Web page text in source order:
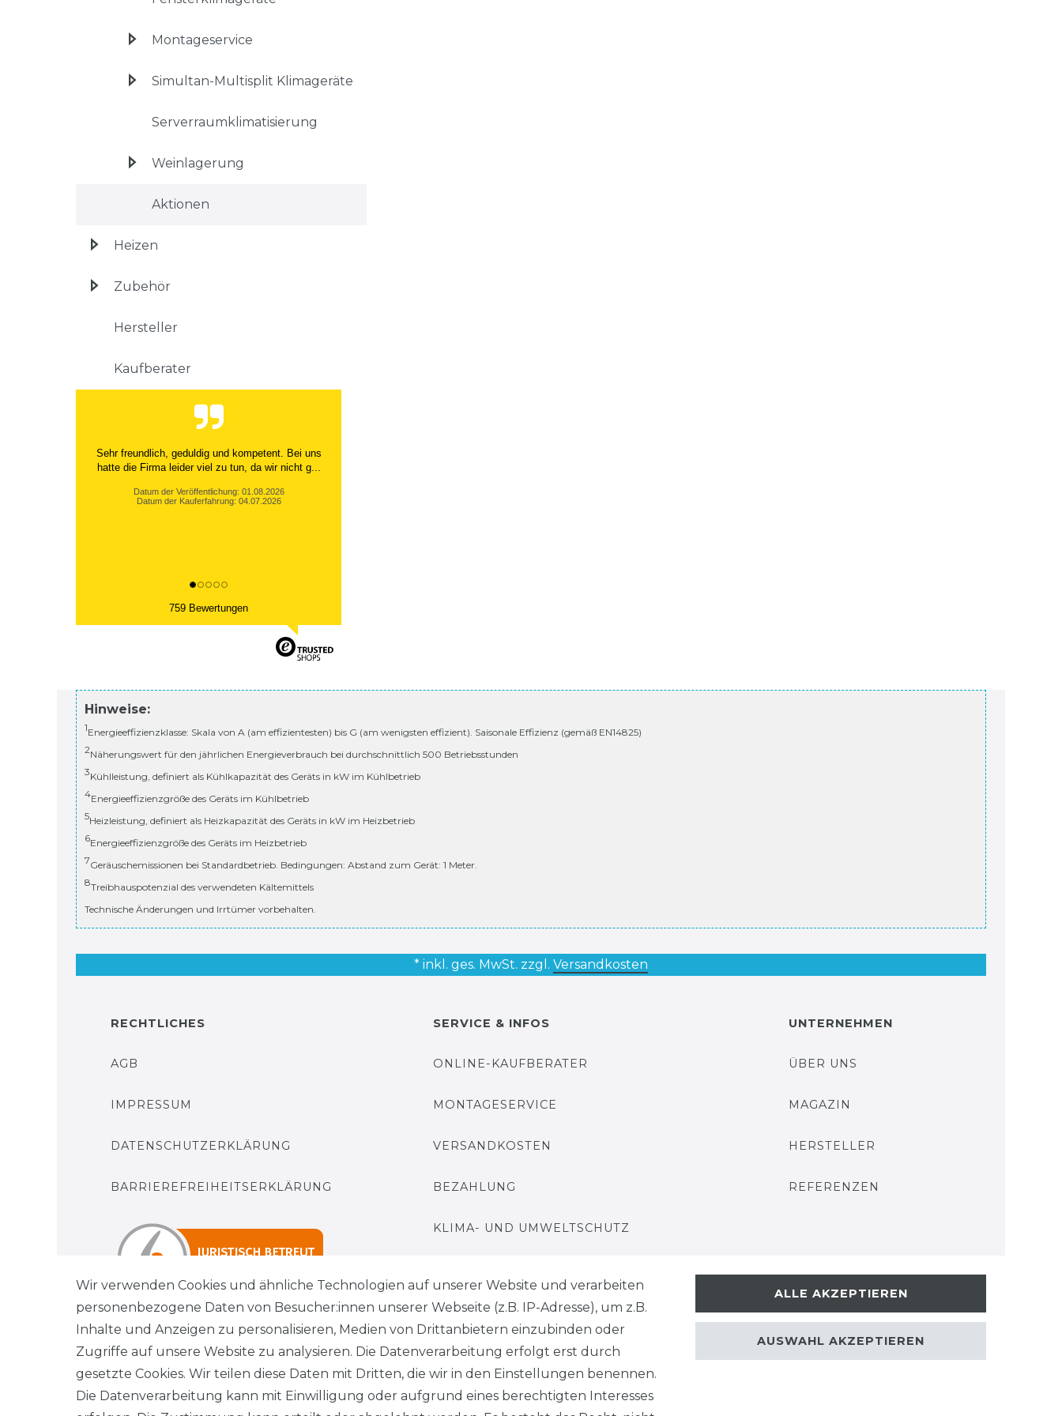
Montageservice
Simultan-Multisplit Klimageräte
Serverraumklimatisierung
Weinlagerung
Aktionen
Heizen
Zubehör
Hersteller
Kaufberater
Sehr freundlich, geduldig und kompetent. Bei uns
hatte die Firma leider viel zu tun, da wir nicht g...
Datum der Veröffentlichung: 01.08.2026
Datum der Kauferfahrung: 04.07.2026
759 Bewertungen
Hinweise:
1Energieeffizienzklasse: Skala von A (am effizientesten) bis G (am wenigsten effizient). Saisonale Effizienz (gemäß EN14825)
2Näherungswert für den jährlichen Energieverbrauch bei durchschnittlich 500 Betriebsstunden
3Kühlleistung, definiert als Kühlkapazität des Geräts in kW im Kühlbetrieb
4Energieeffizienzgröße des Geräts im Kühlbetrieb
5Heizleistung, definiert als Heizkapazität des Geräts in kW im Heizbetrieb
6Energieeffizienzgröße des Geräts im Heizbetrieb
7Geräuschemissionen bei Standardbetrieb. Bedingungen: Abstand zum Gerät: 1 Meter.
8Treibhauspotenzial des verwendeten Kältemittels
Technische Änderungen und Irrtümer vorbehalten.
* inkl. ges. MwSt. zzgl. Versandkosten
RECHTLICHES
AGB
IMPRESSUM
DATENSCHUTZERKLÄRUNG
BARRIEREFREIHEITSERKLÄRUNG
SERVICE & INFOS
ONLINE-KAUFBERATER
MONTAGESERVICE
VERSANDKOSTEN
BEZAHLUNG
KLIMA- UND UMWELTSCHUTZ
UNTERNEHMEN
ÜBER UNS
MAGAZIN
HERSTELLER
REFERENZEN
Widerrufs­recht
Wir verwenden Cookies und ähnliche Technologien auf unserer Website und verarbeiten
personenbezogene Daten von Besucher:innen unserer Webseite (z.B. IP-Adresse), um z.B.
Inhalte und Anzeigen zu personalisieren, Medien von Drittanbietern einzubinden oder
Zugriffe auf unsere Website zu analysieren. Die Datenverarbeitung erfolgt erst durch
gesetzte Cookies. Wir teilen diese Daten mit Dritten, die wir in den Einstellungen benennen.
Die Datenverarbeitung kann mit Einwilligung oder aufgrund eines berechtigten Interesses
ALLE AKZEPTIEREN
AUSWAHL AKZEPTIEREN